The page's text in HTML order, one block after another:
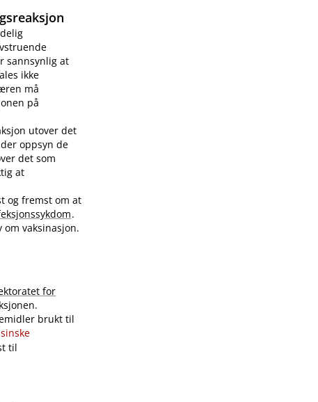
sannsynlig at
ikke
må
på
utover det
oppsyn de
det som
at
og fremst om at
.
vaksinasjon.
for
brukt til
til